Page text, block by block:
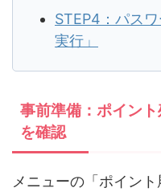
STEP4：パス
実行」
事前準備：ポイン
を確認
メニューの「ポイン